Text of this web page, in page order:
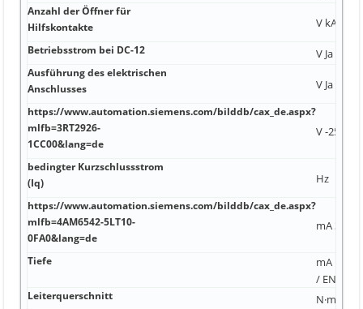
Anzahl der Öffner für
Hilfskontakte
V kA 8,9 A
Betriebsstrom bei DC-12 V Ja 750
Ausführung des elektrischen
Anschlusses
V Ja 504 A
https://www.automation.siemens.com/bilddb/cax_de.aspx?
mlfb=3RT2926-
1CC00&lang=de
V -25 ...
bedingter Kurzschlussstrom
(Iq)
Hz
https://www.automation.siemens.com/bilddb/cax_de.aspx?
mlfb=4AM6542-5LT10-
0FA0&lang=de
mA 350 m
Tiefe
mA 100
/ EN
Leiterquerschnitt N·m 10